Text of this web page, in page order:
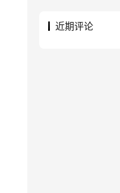
近期评论